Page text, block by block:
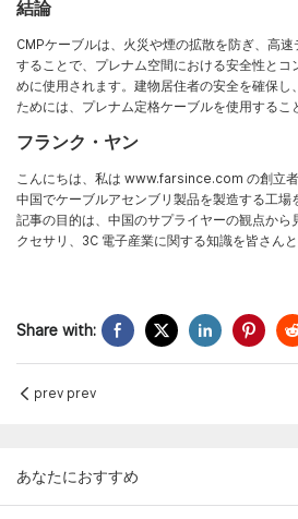
結論
CMPケーブルは、火災や煙の拡散を防ぎ、高
することで、プレナム空間における安全性とコ
めに使用されます。建物居住者の安全を確保し
ためには、プレナム定格ケーブルを使用するこ
フランク・ヤン
こんにちは、私は www.farsince.com の創立
中国でケーブルアセンブリ製品を製造する工場
記事の目的は、中国のサプライヤーの観点から
クセサリ、3C 電子産業に関する知識を皆さんと
Share with:
prev prev
あなたにおすすめ